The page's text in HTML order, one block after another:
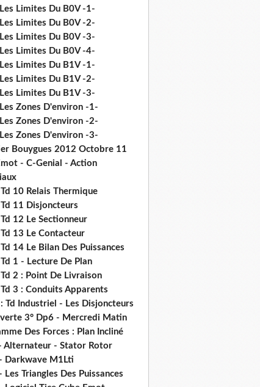
Limites Du B0V -1-
Limites Du B0V -2-
Limites Du B0V -3-
Limites Du B0V -4-
Limites Du B1V -1-
Limites Du B1V -2-
Limites Du B1V -3-
Zones D'environ -1-
Zones D'environ -2-
Zones D'environ -3-
Bouygues 2012 Octobre 11
- C-Genial - Action
10 Relais Thermique
11 Disjoncteurs
12 Le Sectionneur
13 Le Contacteur
14 Le Bilan Des Puissances
1 - Lecture De Plan
2 : Point De Livraison
3 : Conduits Apparents
Td Industriel - Les Disjoncteurs
3° Dp6 - Mercredi Matin
Des Forces : Plan Incliné
Alternateur - Stator Rotor
Darkwave M1Lti
Les Triangles Des Puissances